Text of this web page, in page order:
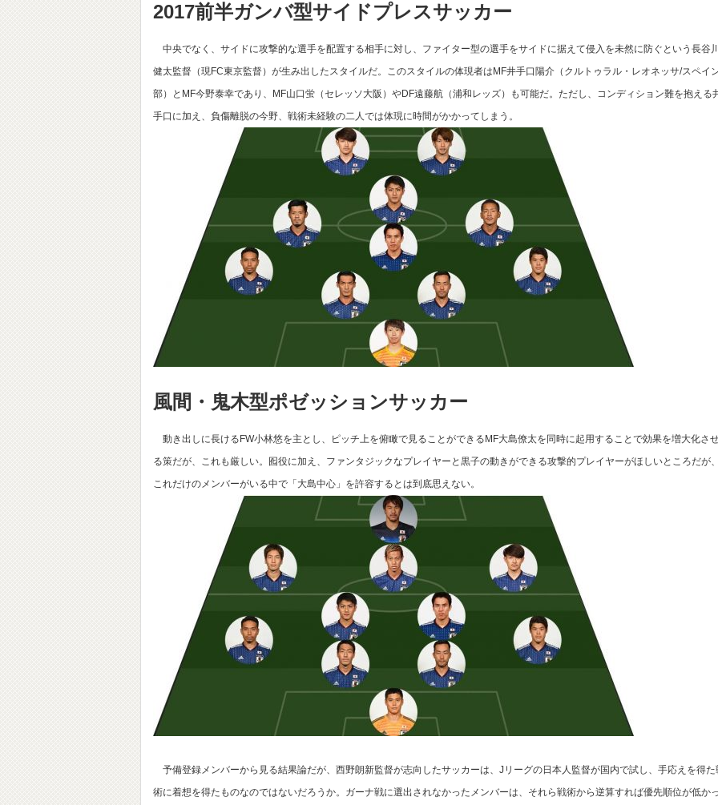
2017前半ガンバ型サイドプレスサッカー
中央でなく、サイドに攻撃的な選手を配置する相手に対し、ファイター型の選手をサイドに据えて侵入を未然に防ぐという長谷
健太監督（現FC東京監督）が生み出したスタイルだ。このスタイルの体現者はMF井手口陽介（クルトゥラル・レオネッサ/スペイ
部）とMF今野泰幸であり、MF山口蛍（セレッソ大阪）やDF遠藤航（浦和レッズ）も可能だ。ただし、コンディション難を抱える
手口に加え、負傷離脱の今野、戦術未経験の二人では体現に時間がかかってしまう。
風間・鬼木型ポゼッションサッカー
動き出しに長けるFW小林悠を主とし、ピッチ上を俯瞰で見ることができるMF大島僚太を同時に起用することで効果を増大化さ
る策だが、これも厳しい。囮役に加え、ファンタジックなプレイヤーと黒子の動きができる攻撃的プレイヤーがほしいところだが
これだけのメンバーがいる中で「大島中心」を許容するとは到底思えない。
予備登録メンバーから見る結果論だが、西野朗新監督が志向したサッカーは、Jリーグの日本人監督が国内で試し、手応えを得た
術に着想を得たものなのではないだろうか。ガーナ戦に選出されなかったメンバーは、それら戦術から逆算すれば優先順位が低か